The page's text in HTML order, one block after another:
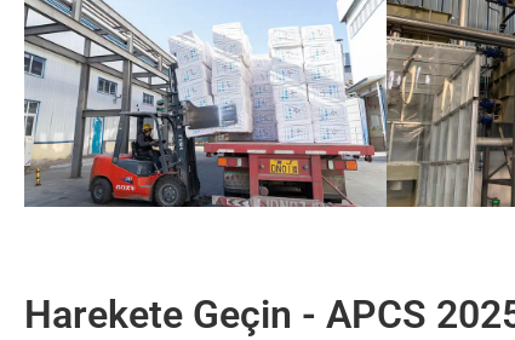
Harekete Geçin - APCS